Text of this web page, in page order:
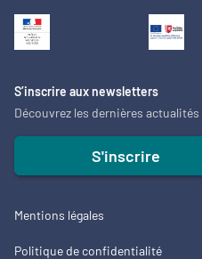
S’inscrire aux newsletters
Découvrez les dernières actualités
S'inscrire
Mentions légales
Politique de confidentialité